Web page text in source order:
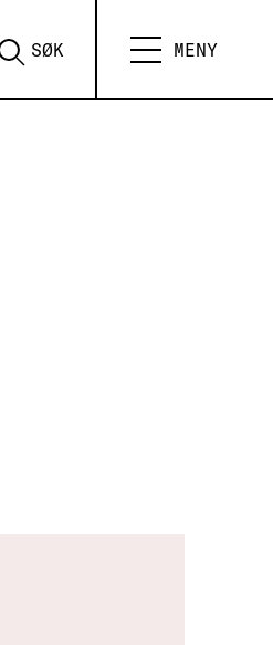
SØK MENY